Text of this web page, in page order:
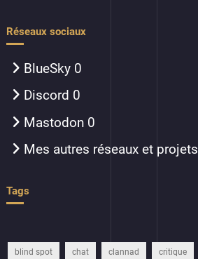
Réseaux sociaux
BlueSky 0
Discord 0
Mastodon 0
Mes autres réseaux et projets
Tags
blind spot chat clannad critique